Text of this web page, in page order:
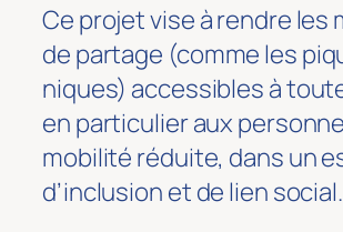
Ce projet vise à rendre les
de partage (comme les
niques) accessibles à
en particulier aux
mobilité réduite, dans un
d’inclusion et de lien social.